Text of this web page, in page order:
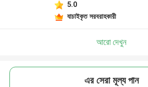
5.0
যাচাইকৃত সরবরাহকারী
আরো দেখুন
এর সেরা মূল্য পান